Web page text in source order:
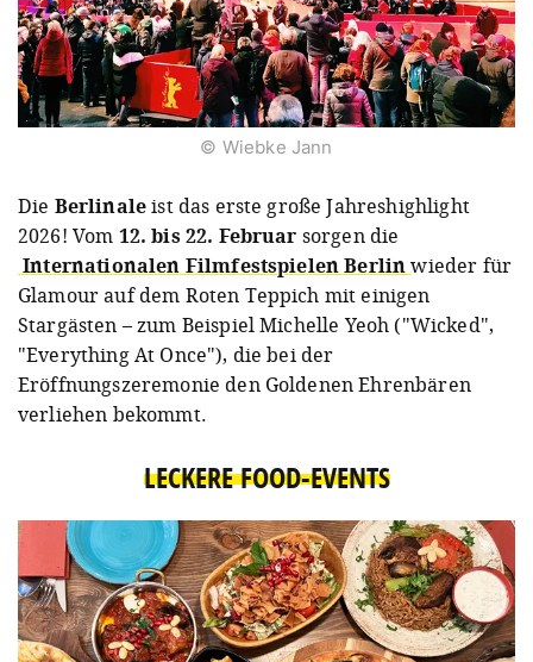
© Wiebke Jann
Die Berlinaleist das erste große Jahreshighlight
2026! Vom 12. bis 22. Februar sorgen die
Internationalen Filmfestspielen Berlinwieder für
Glamour auf dem Roten Teppich mit einigen
Stargästen – zum Beispiel Michelle Yeoh ("Wicked",
"Everything At Once"), die bei der
Eröffnungszeremonie den Goldenen Ehrenbären
verliehen bekommt.
LECKERE FOOD-EVENTS